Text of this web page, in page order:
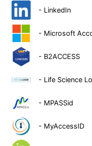
- LinkedIn
- Microsoft
- B2ACCESS
- Life Science
- MPASSid
- MyAccessID